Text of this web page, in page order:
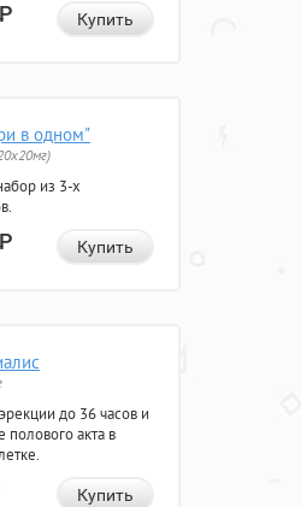
Р Купить
в одном"
из 3-х
Р Купить
до 36 часов и
полового акта в
Купить